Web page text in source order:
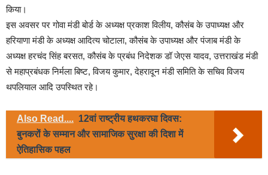
किया।
इस अवसर पर गोवा मंडी बोर्ड के अध्यक्ष प्रकाश विलीय, कौसंब के उपाध्यक्ष और
हरियाणा मंडी के अध्यक्ष आदित्य चोटाला, कौसंब के उपाध्यक्ष और पंजाब मंडी के
अध्यक्ष हरचंद सिंह बरसत, कौसंब के प्रबंध निदेशक डॉ जेएस यादव, उत्तराखंड मंडी
से महाप्रबंधक निर्मला बिष्ट, विजय कुमार, देहरादून मंडी समिति के सचिव विजय
थपलियाल आदि उपस्थित रहे।
Also Read.... 12वां राष्ट्रीय हथकरघा दिवस:
बुनकरों के सम्मान और सामाजिक सुरक्षा की दिशा में
ऐतिहासिक पहल